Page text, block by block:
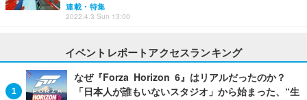
連載・特集
2022.4.3 Sun 13:00
イベントレポートアクセスランキング
なぜ『Forza Horizon 6』はリアルだったのか？
「日本人が誰もいないスタジオ」から始まった、“生